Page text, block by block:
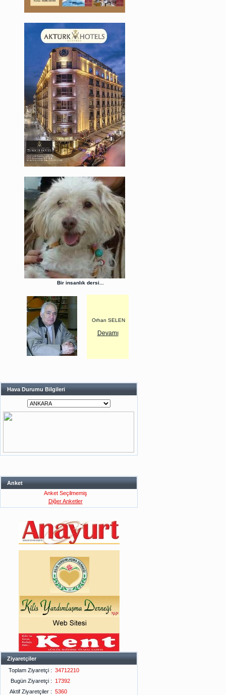
Bir insanlık dersi...
Orhan SELEN
Devamı
Hava Durumu Bilgileri
Anket
Anket Seçilmemiş
Diğer Anketler
Ziyaretçiler
Toplam Ziyaretçi : 34712210
Bugün Ziyaretçi :
17392
Aktif Ziyaretçiler : 5360